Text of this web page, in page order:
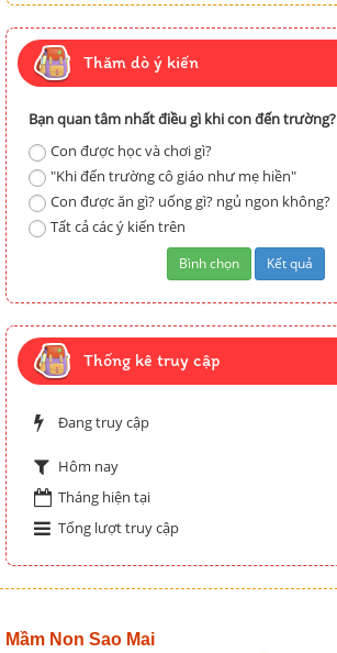
Thăm dò ý kiến
Bạn quan tâm nhất điều gì khi con đến trường?
Con được học và chơi gì?
"Khi đến trường cô giáo như mẹ hiền"
Con được ăn gì? uống gì? ngủ ngon không?
Tất cả các ý kiến trên
Thống kê truy cập
Đang truy cập
Hôm nay
Tháng hiện tại
Tổng lượt truy cập
Mầm Non Sao Mai